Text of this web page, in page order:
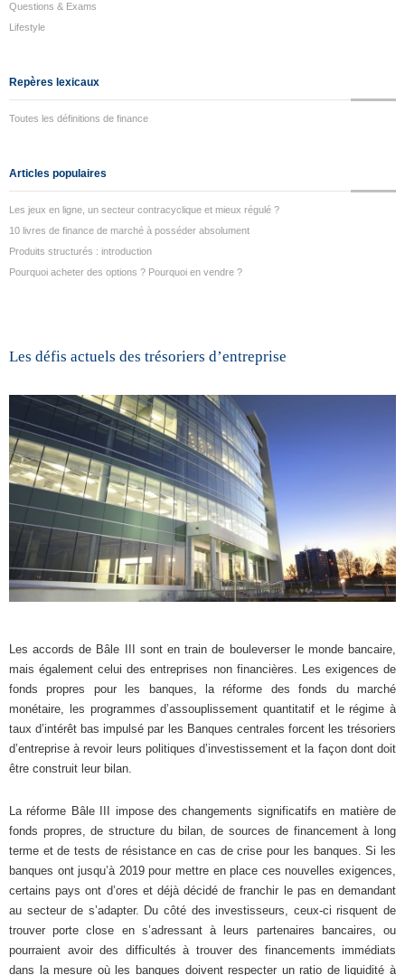
Questions & Exams
Lifestyle
Repères lexicaux
Toutes les définitions de finance
Articles populaires
Les jeux en ligne, un secteur contracyclique et mieux régulé ?
10 livres de finance de marché à posséder absolument
Produits structurés : introduction
Pourquoi acheter des options ? Pourquoi en vendre ?
Les défis actuels des trésoriers d’entreprise
Les accords de Bâle III sont en train de bouleverser le monde bancaire,
mais également celui des entreprises non financières. Les exigences de
fonds propres pour les banques, la réforme des fonds du marché
monétaire, les programmes d’assouplissement quantitatif et le régime à
taux d’intérêt bas impulsé par les Banques centrales forcent les trésoriers
d’entreprise à revoir leurs politiques d’investissement et la façon dont doit
être construit leur bilan.
La réforme Bâle III impose des changements significatifs en matière de
fonds propres, de structure du bilan, de sources de financement à long
terme et de tests de résistance en cas de crise pour les banques. Si les
banques ont jusqu’à 2019 pour mettre en place ces nouvelles exigences,
certains pays ont d’ores et déjà décidé de franchir le pas en demandant
au secteur de s’adapter. Du côté des investisseurs, ceux-ci risquent de
trouver porte close en s’adressant à leurs partenaires bancaires, ou
pourraient avoir des difficultés à trouver des financements immédiats
dans la mesure où les banques doivent respecter un ratio de liquidité à